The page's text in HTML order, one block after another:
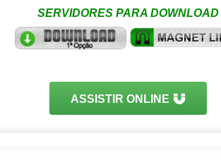
SERVIDORES PARA DOWNLOAD
ASSISTIR ONLINE